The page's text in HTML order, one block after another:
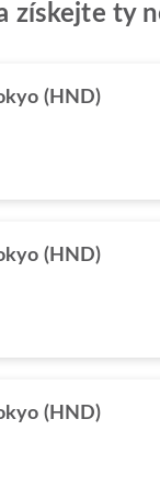
získejte ty
(HND)
(HND)
(HND)